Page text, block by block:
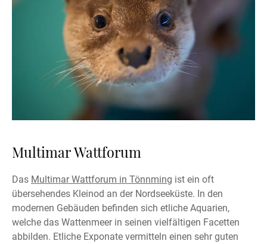
Multimar Wattforum
Das Multimar Wattforum in Tönnming ist ein oft
übersehendes Kleinod an der Nordseeküste. In den
modernen Gebäuden befinden sich etliche Aquarien,
welche das Wattenmeer in seinen vielfältigen Facetten
abbilden. Etliche Exponate vermitteln einen sehr guten